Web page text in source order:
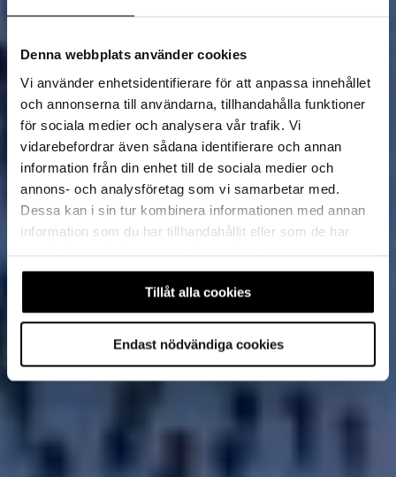
Denna webbplats använder cookies
Vi använder enhetsidentifierare för att anpassa innehållet
och annonserna till användarna, tillhandahålla funktioner
för sociala medier och analysera vår trafik. Vi
vidarebefordrar även sådana identifierare och annan
information från din enhet till de sociala medier och
annons- och analysföretag som vi samarbetar med.
Dessa kan i sin tur kombinera informationen med annan
information som du har tillhandahållit eller som de har
Tillåt alla cookies
Endast nödvändiga cookies